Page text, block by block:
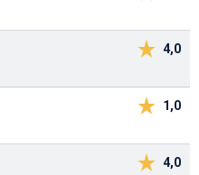
4,0
1,0
4,0